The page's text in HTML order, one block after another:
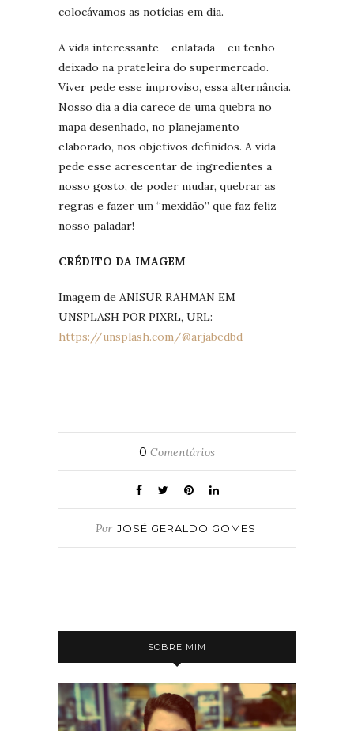
colocávamos as notícias em dia.
A vida interessante – enlatada – eu tenho
deixado na prateleira do supermercado.
Viver pede esse improviso, essa alternância.
Nosso dia a dia carece de uma quebra no
mapa desenhado, no planejamento
elaborado, nos objetivos definidos. A vida
pede esse acrescentar de ingredientes a
nosso gosto, de poder mudar, quebrar as
regras e fazer um “mexidão” que faz feliz
nosso paladar!
CRÉDITO DA IMAGEM
Imagem de ANISUR RAHMAN EM
UNSPLASH POR PIXRL, URL:
https://unsplash.com/@arjabedbd
0 Comentários
Por JOSÉ GERALDO GOMES
SOBRE MIM